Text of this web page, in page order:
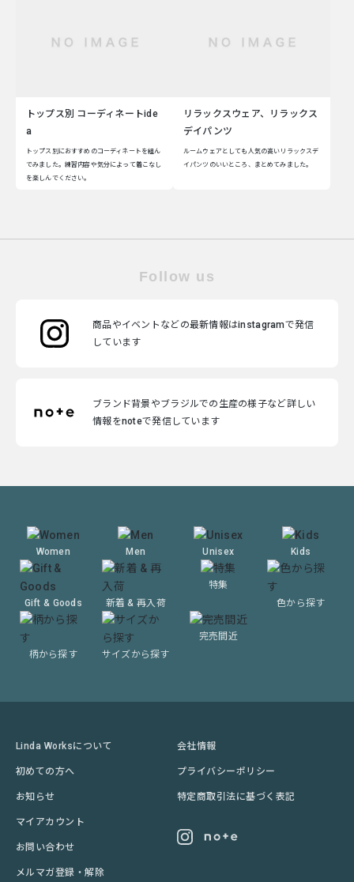
トップス別 コーディネートide
a
トップス別におすすめのコーディネートを組ん
でみました。練習内容や気分によって着こなし
を楽しんでください。
リラックスウェア、リラックス
デイパンツ
ルームウェアとしても人気の高いリラックスデ
イパンツのいいところ、まとめてみました。
Follow us
商品やイベントなどの最新情報はinstagramで発信
しています
ブランド背景やブラジルでの生産の様子など詳しい
情報をnoteで発信しています
Women Men Unisex Kids
Gift & Goods 新着 & 再入荷
特集
色から探す
柄から探す サイズから探す
完売間近
Linda Worksについて
初めての方へ
お知らせ
マイアカウント
お問い合わせ
メルマガ登録・解除
会社情報
プライバシーポリシー
特定商取引法に基づく表記